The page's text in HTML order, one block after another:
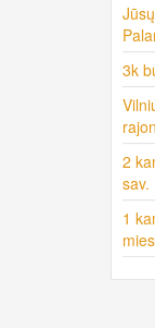
3k
2
sav.
1